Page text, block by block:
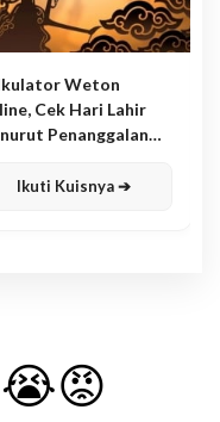
Weton
Cek Hari Lahir
Penanggalan
Ikuti Kuisnya ➔
😭😡